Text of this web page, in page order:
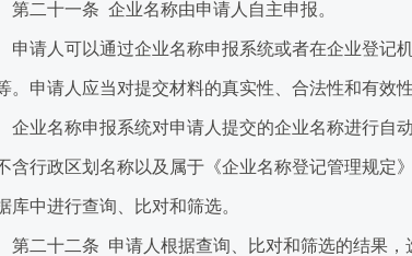
二十一条 企业名称由申请人自主申报。
请人可以通过企业名称申报系统或者在企业登记机
。申请人应当对提交材料的真实性、合法性和有效性
业名称申报系统对申请人提交的企业名称进行自动
含行政区划名称以及属于《企业名称登记管理规定
库中进行查询、比对和筛选。
二十二条 申请人根据查询、比对和筛选的结果，